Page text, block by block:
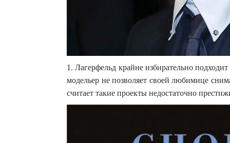
1. Лагерфельд крайне избирательно
модельер не позволяет своей любимице
считает такие проекты недостаточно